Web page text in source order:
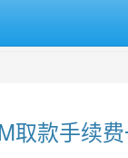
取款手续